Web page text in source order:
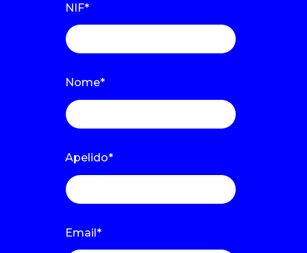
NIF*
Nome*
Apelido*
Email*